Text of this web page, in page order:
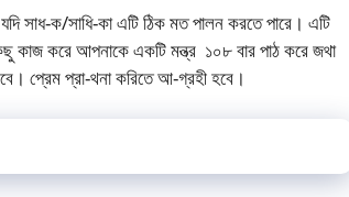
সাধ-ক/সাধি-কা এটি ঠিক মত পালন করতে পারে। এটি
কাজ করে আপনাকে একটি মন্ত্র ১০৮ বার পাঠ করে জথা
প্রেম প্রা-থনা করিতে আ-গ্রহী হবে।